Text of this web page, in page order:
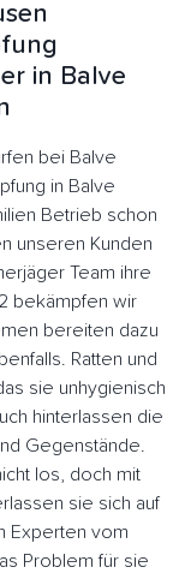
in Balve
bei Balve
in Balve
Betrieb schon
unseren Kunden
Team ihre
bekämpfen wir
bereiten dazu
Ratten und
sie unhygienisch
hinterlassen die
Gegenstände.
los, doch mit
sie sich auf
Experten vom
Problem für sie